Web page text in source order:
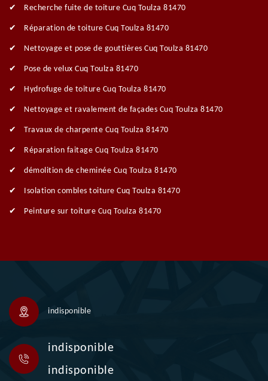
Recherche fuite de toiture Cuq Toulza 81470
Réparation de toiture Cuq Toulza 81470
Nettoyage et pose de gouttières Cuq Toulza 81470
Pose de velux Cuq Toulza 81470
Hydrofuge de toiture Cuq Toulza 81470
Nettoyage et ravalement de façades Cuq Toulza 81470
Travaux de charpente Cuq Toulza 81470
Réparation faitage Cuq Toulza 81470
démolition de cheminée Cuq Toulza 81470
Isolation combles toiture Cuq Toulza 81470
Peinture sur toiture Cuq Toulza 81470
indisponible
indisponible
indisponible